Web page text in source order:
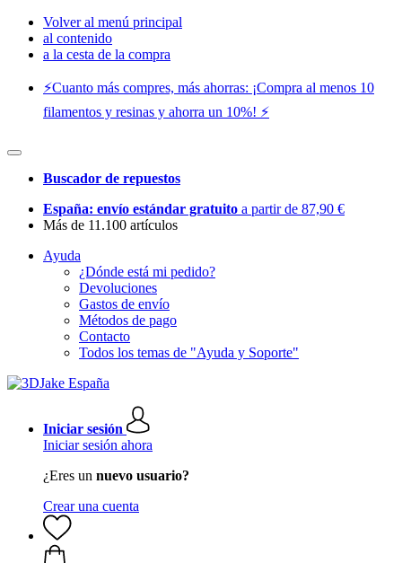
Volver al menú principal
al contenido
a la cesta de la compra
⚡️Cuanto más compres, más ahorras: ¡Compra al menos 10
filamentos y resinas y ahorra un 10%! ⚡️
Buscador de repuestos
España: envío estándar gratuito a partir de 87,90 €
Más de 11.100 artículos
Ayuda
¿Dónde está mi pedido?
Devoluciones
Gastos de envío
Métodos de pago
Contacto
Todos los temas de "Ayuda y Soporte"
Iniciar sesión
Iniciar sesión ahora
¿Eres un nuevo usuario?
Crear una cuenta